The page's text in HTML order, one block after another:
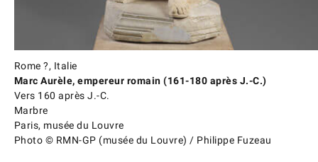
Rome ?, Italie
Marc Aurèle, empereur romain (161-180 après J.-C.)
Vers 160 après J.-C.
Marbre
Paris, musée du Louvre
Photo © RMN-GP (musée du Louvre) / Philippe Fuzeau